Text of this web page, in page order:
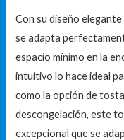
Con su diseño
se adapta
espacio mínimo en la
intuitivo lo hace ideal
como la opción de
descongelación, este
excepcional que se